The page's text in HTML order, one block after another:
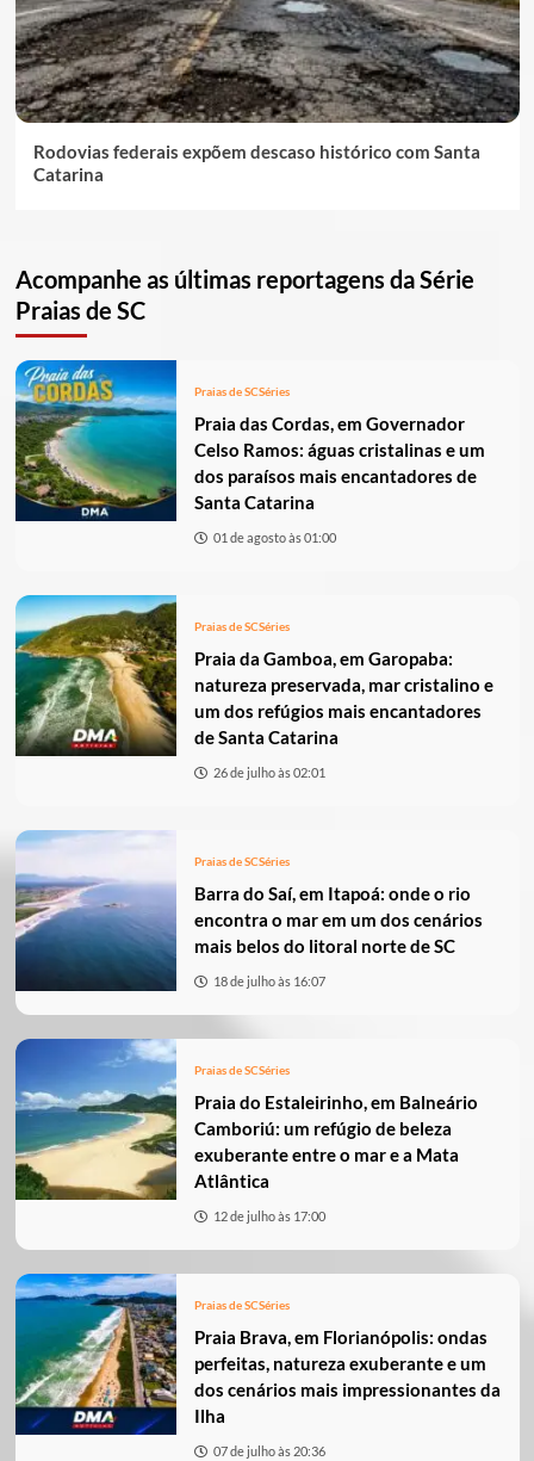
Rodovias federais expõem descaso histórico com Santa
Catarina
Acompanhe as últimas reportagens da Série
Praias de SC
Praias de SCSéries
Praia das Cordas, em Governador
Celso Ramos: águas cristalinas e um
dos paraísos mais encantadores de
Santa Catarina
01 de agosto às 01:00
Praias de SCSéries
Praia da Gamboa, em Garopaba:
natureza preservada, mar cristalino e
um dos refúgios mais encantadores
de Santa Catarina
26 de julho às 02:01
Praias de SCSéries
Barra do Saí, em Itapoá: onde o rio
encontra o mar em um dos cenários
mais belos do litoral norte de SC
18 de julho às 16:07
Praias de SCSéries
Praia do Estaleirinho, em Balneário
Camboriú: um refúgio de beleza
exuberante entre o mar e a Mata
Atlântica
12 de julho às 17:00
Praias de SCSéries
Praia Brava, em Florianópolis: ondas
perfeitas, natureza exuberante e um
dos cenários mais impressionantes da
Ilha
07 de julho às 20:36